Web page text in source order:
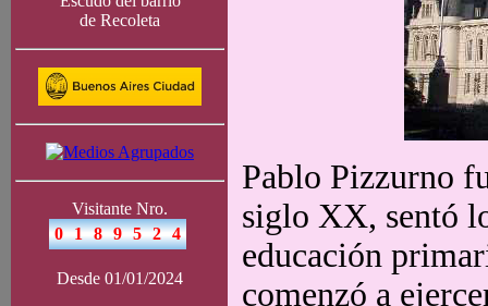
de Recoleta
Visitante Nro.
Desde 01/01/2024
Pablo Pizzurno
siglo XX, sentó
educación
comenzó a